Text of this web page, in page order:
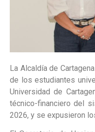
La Alcaldía de
de los estudiantes
Universidad de
técnico-financiero del
2026, y se expusieron